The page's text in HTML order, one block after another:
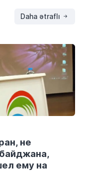
Daha ətraflı
не
ему на